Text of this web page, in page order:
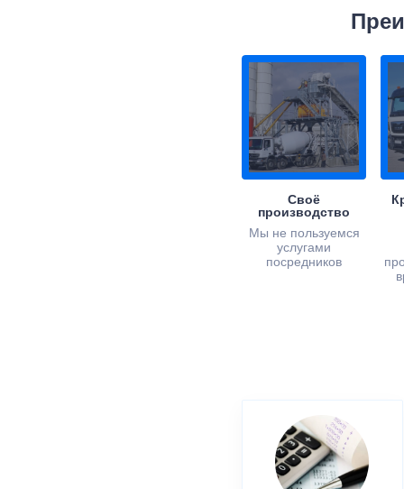
Своё
производство
Мы не пользуемся
услугами
посредников